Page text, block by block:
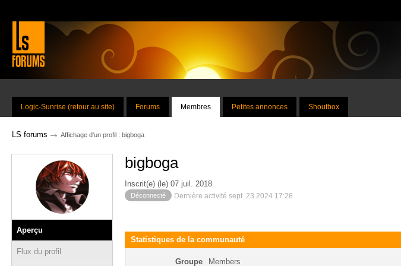
Logic-Sunrise (retour au site) Forums Membres Petites annonces Shoutbox
LS forums → Affichage d'un profil : bigboga
Aperçu
Flux du profil
bigboga
Inscrit(e) (le) 07 juil. 2018
Déconnecté Dernière activité sept. 23 2024 17:28
Statistiques de la communauté
Groupe Members